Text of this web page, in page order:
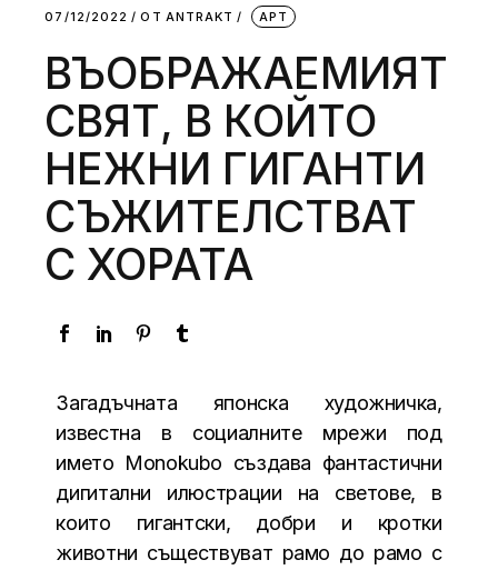
07/12/2022 ОТ АNTRAKT АРТ
ВЪОБРАЖАЕМИЯТ
СВЯТ, В КОЙТО
НЕЖНИ ГИГАНТИ
СЪЖИТЕЛСТВАТ
С ХОРАТА
Загадъчната японска художничка,
известна в социалните мрежи под
името Monokubo създава фантастични
дигитални илюстрации на светове, в
които гигантски, добри и кротки
животни съществуват рамо до рамо с